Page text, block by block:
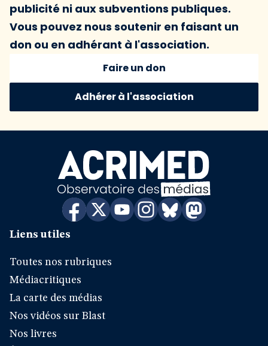
publicité ni aux subventions publiques.
Vous pouvez nous soutenir en faisant un
don ou en adhérant à l'association.
Faire un don
Adhérer à l'association
Liens utiles
Toutes nos rubriques
Médiacritiques
La carte des médias
Nos vidéos sur Blast
Nos livres